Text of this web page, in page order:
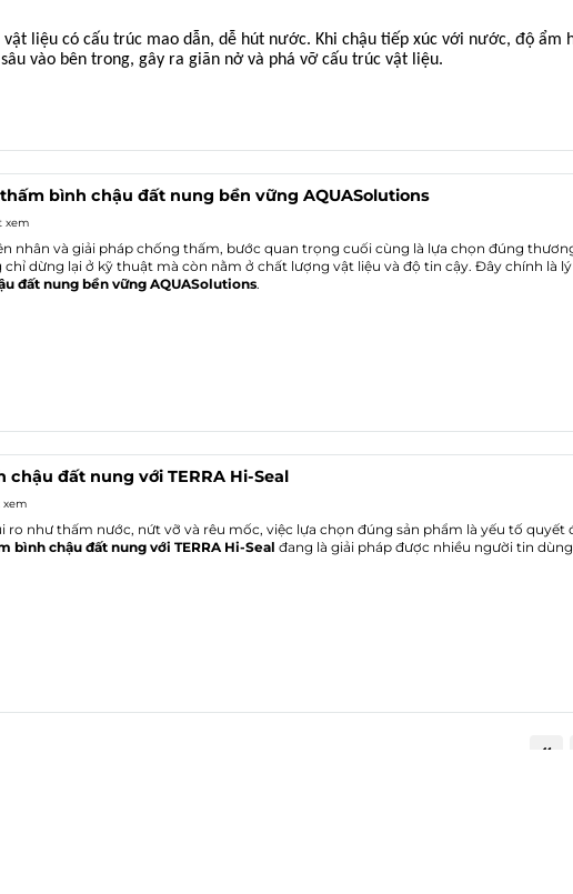
liệu có cấu trúc mao dẫn, dễ hút nước. Khi chậu tiếp xúc với nước, độ
vào bên trong, gây ra giãn nở và phá vỡ cấu trúc vật liệu.
bình chậu đất nung bền vững AQUASolutions
xem
nhân và giải pháp chống thấm, bước quan trọng cuối cùng là lựa chọn đúng
chỉ dừng lại ở kỹ thuật mà còn nằm ở chất lượng vật liệu và độ tin cậy. Đây chính là
đất nung bền vững AQUASolutions.
chậu đất nung với TERRA Hi-Seal
xem
ro như thấm nước, nứt vỡ và rêu mốc, việc lựa chọn đúng sản phẩm là yếu tố quyết
bình chậu đất nung với TERRA Hi-Seal đang là giải pháp được nhiều người tin